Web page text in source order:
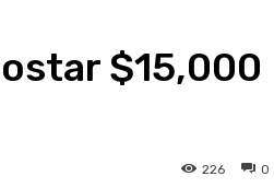
$15,000
0
226